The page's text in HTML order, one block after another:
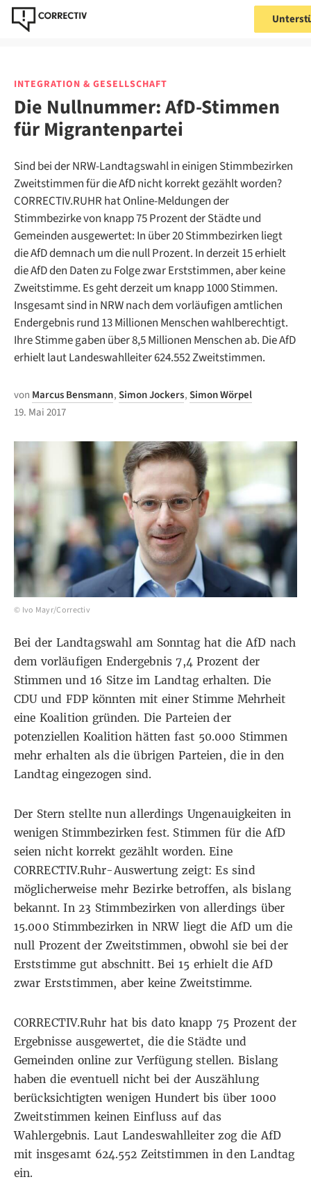
INTEGRATION & GESELLSCHAFT
Die Nullnummer: AfD-Stimmen
für Migrantenpartei
Sind bei der NRW-Landtagswahl in einigen Stimmbezirken
Zweitstimmen für die AfD nicht korrekt gezählt worden?
CORRECTIV.RUHR hat Online-Meldungen der
Stimmbezirke von knapp 75 Prozent der Städte und
Gemeinden ausgewertet: In über 20 Stimmbezirken liegt
die AfD demnach um die null Prozent. In derzeit 15 erhielt
die AfD den Daten zu Folge zwar Erststimmen, aber keine
Zweitstimme. Es geht derzeit um knapp 1000 Stimmen.
Insgesamt sind in NRW nach dem vorläufigen amtlichen
Endergebnis rund 13 Millionen Menschen wahlberechtigt.
Ihre Stimme gaben über 8,5 Millionen Menschen ab. Die AfD
erhielt laut Landeswahlleiter 624.552 Zweitstimmen.
von Marcus Bensmann,Simon Jockers,Simon Wörpel
19. Mai 2017
© Ivo Mayr/Correctiv
Bei der Landtagswahl am Sonntag hat die AfD nach
dem vorläufigen Endergebnis 7,4 Prozent der
Stimmen und 16 Sitze im Landtag erhalten. Die
CDU und FDP könnten mit einer Stimme Mehrheit
eine Koalition gründen. Die Parteien der
potenziellen Koalition hätten fast 50.000 Stimmen
mehr erhalten als die übrigen Parteien, die in den
Landtag eingezogen sind.
Der Stern stellte nun allerdings Ungenauigkeiten in
wenigen Stimmbezirken fest. Stimmen für die AfD
seien nicht korrekt gezählt worden. Eine
CORRECTIV.Ruhr-Auswertung zeigt: Es sind
möglicherweise mehr Bezirke betroffen, als bislang
bekannt. In 23 Stimmbezirken von allerdings über
15.000 Stimmbezirken in NRW liegt die AfD um die
null Prozent der Zweitstimmen, obwohl sie bei der
Erststimme gut abschnitt. Bei 15 erhielt die AfD
zwar Erststimmen, aber keine Zweitstimme.
CORRECTIV.Ruhr hat bis dato knapp 75 Prozent der
Ergebnisse ausgewertet, die die Städte und
Gemeinden online zur Verfügung stellen. Bislang
haben die eventuell nicht bei der Auszählung
berücksichtigten wenigen Hundert bis über 1000
Zweitstimmen keinen Einfluss auf das
Wahlergebnis. Laut Landeswahlleiter zog die AfD
mit insgesamt 624.552 Zeitstimmen in den Landtag
ein.